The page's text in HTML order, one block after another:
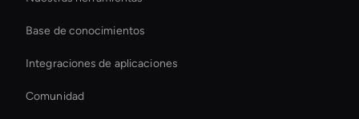
Base de conocimientos
Integraciones de aplicaciones
Comunidad